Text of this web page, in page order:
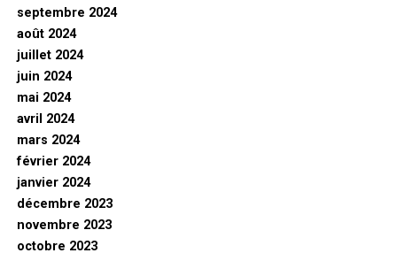
septembre 2024
août 2024
juillet 2024
juin 2024
mai 2024
avril 2024
mars 2024
février 2024
janvier 2024
décembre 2023
novembre 2023
octobre 2023